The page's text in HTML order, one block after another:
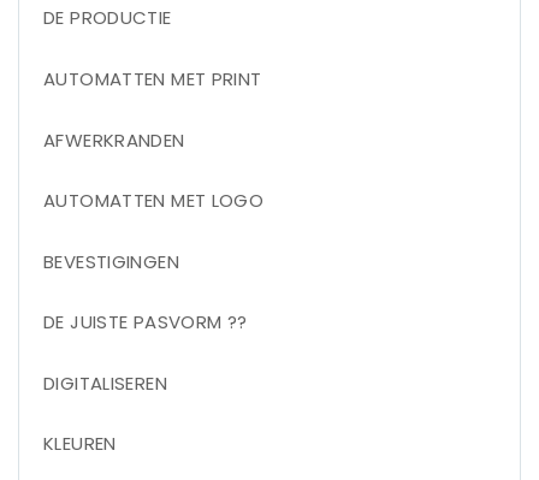
DE PRODUCTIE
AUTOMATTEN MET PRINT
AFWERKRANDEN
AUTOMATTEN MET LOGO
BEVESTIGINGEN
DE JUISTE PASVORM ??
DIGITALISEREN
KLEUREN